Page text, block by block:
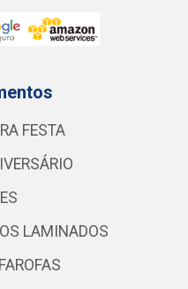
FESTA
LAMINADOS